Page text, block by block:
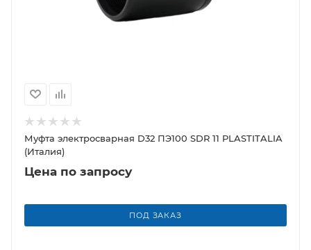
Муфта электросварная D32 ПЭ100 SDR 11 PLASTITALIA
(Италия)
Цена по запросу
ПОД ЗАКАЗ